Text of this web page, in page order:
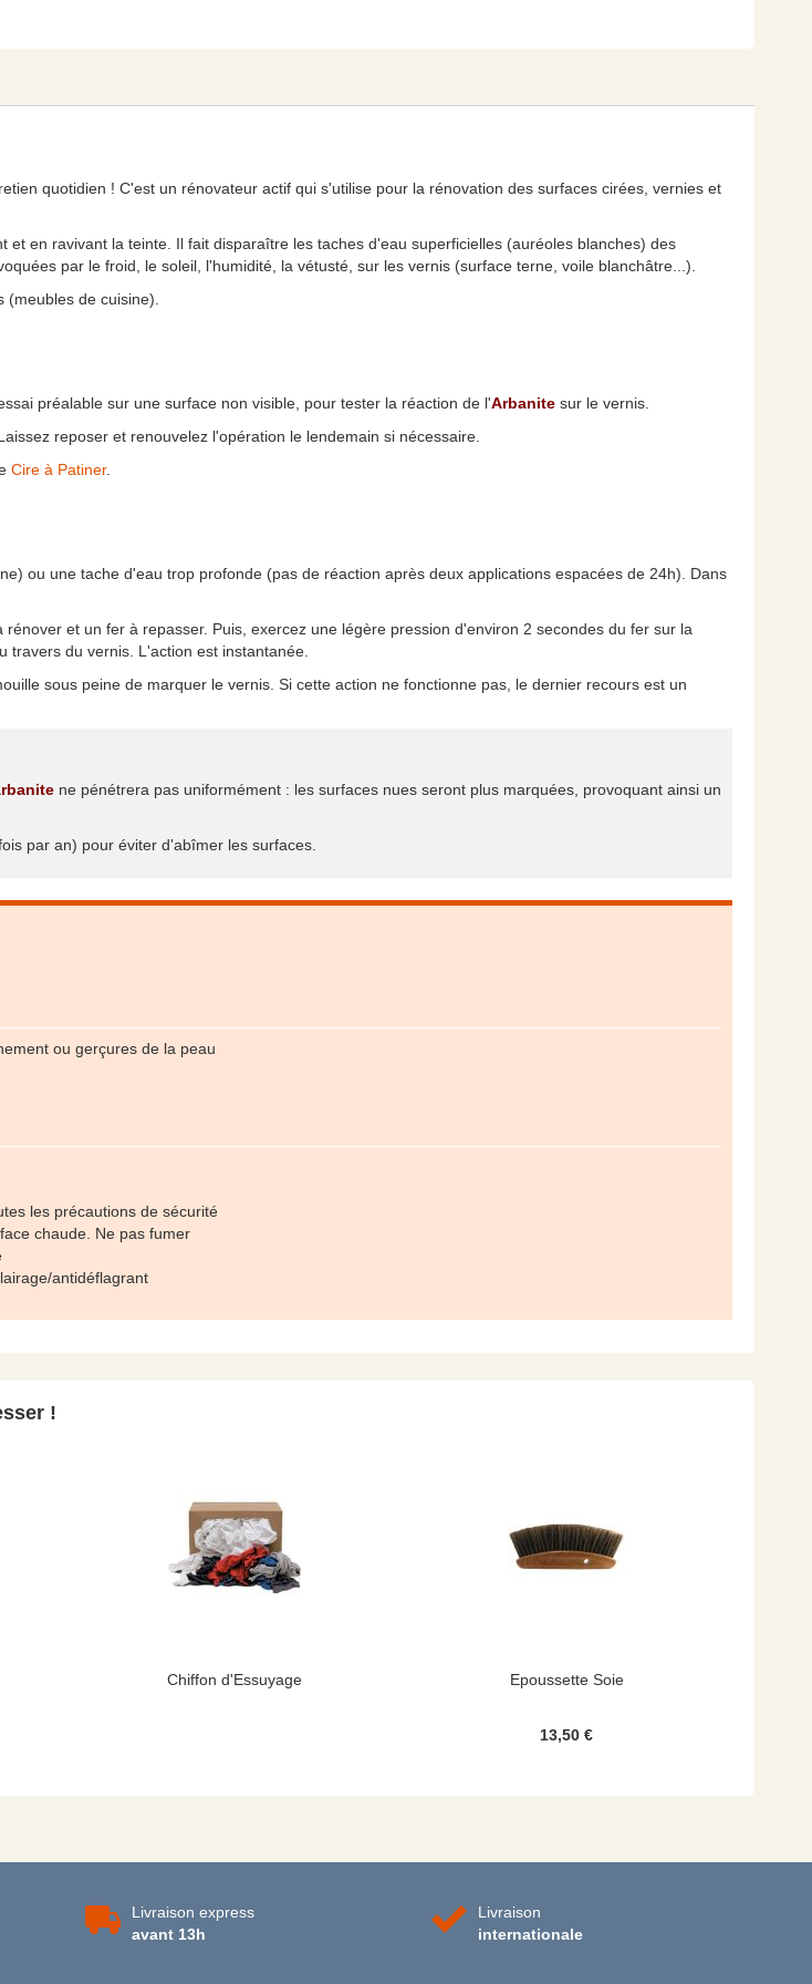
quotidien ! C'est un rénovateur actif qui s'utilise pour la rénovation des surfaces cirées, vernies et
en ravivant la teinte. Il fait disparaître les taches d'eau superficielles (auréoles blanches) des
par le froid, le soleil, l'humidité, la vétusté, sur les vernis (surface terne, voile blanchâtre...).
de cuisine).
préalable sur une surface non visible, pour tester la réaction de l'Arbanite sur le vernis.
reposer et renouvelez l'opération le lendemain si nécessaire.
Cire à Patiner.
ou une tache d'eau trop profonde (pas de réaction après deux applications espacées de 24h). Dans
rénover et un fer à repasser. Puis, exercez une légère pression d'environ 2 secondes du fer sur la
travers du vernis. L'action est instantanée.
sous peine de marquer le vernis. Si cette action ne fonctionne pas, le dernier recours est un
ne pénétrera pas uniformément : les surfaces nues seront plus marquées, provoquant ainsi un
par an) pour éviter d'abîmer les surfaces.
ou gerçures de la peau
les précautions de sécurité
chaude. Ne pas fumer
antidéflagrant
!
Chiffon d'Essuyage Epoussette Soie
13,50 €
Livraison express
avant 13h
Livraison
internationale